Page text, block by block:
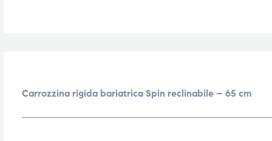
Carrozzina rigida bariatrica Spin reclinabile – 65 cm